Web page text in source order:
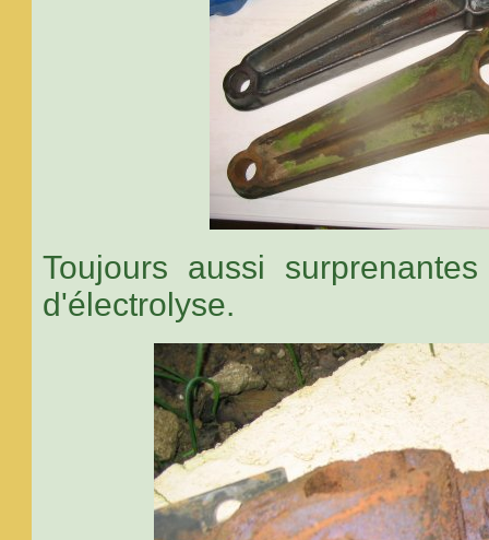
Toujours aussi
d'électrolyse.